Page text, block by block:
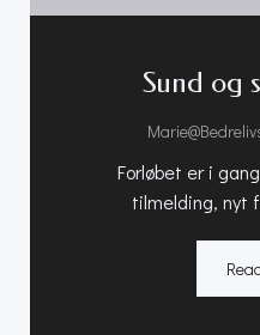
Sund og
Forløbet er i
tilmelding, nyt